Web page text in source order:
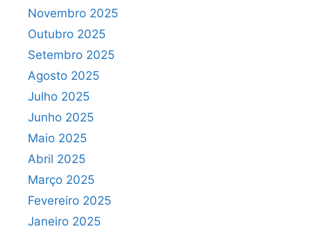
Novembro 2025
Outubro 2025
Setembro 2025
Agosto 2025
Julho 2025
Junho 2025
Maio 2025
Abril 2025
Março 2025
Fevereiro 2025
Janeiro 2025